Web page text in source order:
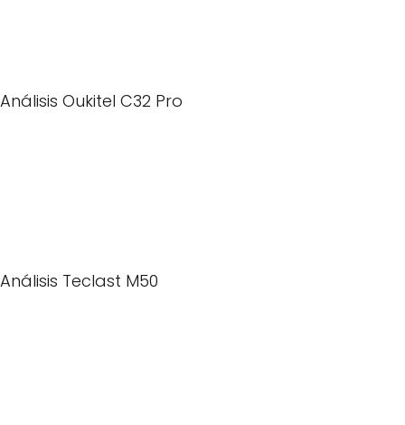
Análisis Oukitel C32 Pro
Análisis Teclast M50